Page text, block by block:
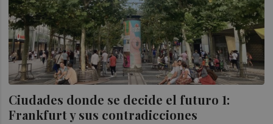
Ciudades donde se decide el futuro 1:
Frankfurt y sus contradicciones